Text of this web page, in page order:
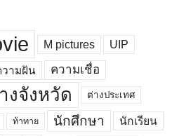
M pictures UIP
วามฝัน
ความเชื่อ
งจังหวัด ต่างประเทศ
ท้าทาย นักศึกษา นักเรียน